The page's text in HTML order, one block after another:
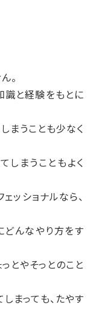
。
識と経験をもとに
まうことも少なく
しまうこともよく
ッショナルなら、
どんなやり方をす
とやそっとのこと
まっても、たやす